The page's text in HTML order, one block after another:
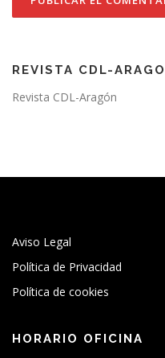
REVISTA CDL-
Revista CDL-Aragón
Aviso Legal
Política de Privacidad
Política de cookies
HORARIO OFICINA